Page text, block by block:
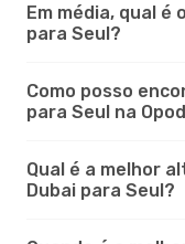
Em média, qual é
para Seul?
Como posso
para Seul na
Qual é a melhor
Dubai para Seul?